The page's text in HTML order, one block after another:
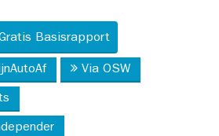
Basisrapport
Via OSW